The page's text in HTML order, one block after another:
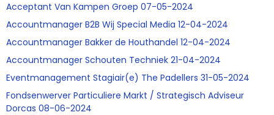
Acceptant Van Kampen Groep 07-05-2024
Accountmanager B2B Wij Special Media 12-04-2024
Accountmanager Bakker de Houthandel 12-04-2024
Accountmanager Schouten Techniek 21-04-2024
Eventmanagement Stagiair(e) The Padellers 31-05-2024
Fondsenwerver Particuliere Markt / Strategisch Adviseur
Dorcas 08-06-2024